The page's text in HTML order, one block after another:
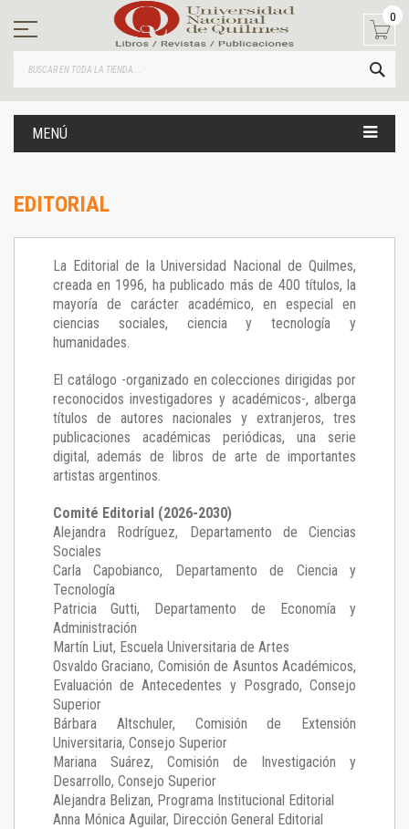
contenido
0
MENÚ
EDITORIAL
La Editorial de la Universidad Nacional de Quilmes,
creada en 1996, ha publicado más de 400 títulos, la
mayoría de carácter académico, en especial en
ciencias sociales, ciencia y tecnología y
humanidades.
El catálogo -organizado en colecciones dirigidas por
reconocidos investigadores y académicos-, alberga
títulos de autores nacionales y extranjeros, tres
publicaciones académicas periódicas, una serie
digital, además de libros de arte de importantes
artistas argentinos.
Comité Editorial (2026-2030)
Alejandra Rodríguez, Departamento de Ciencias
Sociales
Carla Capobianco, Departamento de Ciencia y
Tecnología
Patricia Gutti, Departamento de Economía y
Administración
Martín Liut, Escuela Universitaria de Artes
Osvaldo Graciano, Comisión de Asuntos Académicos,
Evaluación de Antecedentes y Posgrado, Consejo
Superior
Bárbara Altschuler, Comisión de Extensión
Universitaria, Consejo Superior
Mariana Suárez, Comisión de Investigación y
Desarrollo, Consejo Superior
Alejandra Belizan, Programa Institucional Editorial
Anna Mónica Aguilar, Dirección General Editorial